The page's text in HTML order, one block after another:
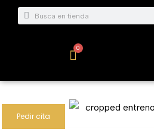
Buscar
Buscar
0
Carrito
Pedir cita